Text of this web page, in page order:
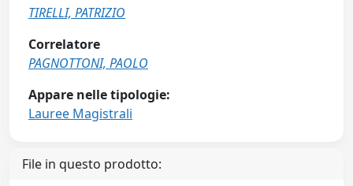
TIRELLI, PATRIZIO
Correlatore
PAGNOTTONI, PAOLO
Appare nelle tipologie:
Lauree Magistrali
File in questo prodotto: